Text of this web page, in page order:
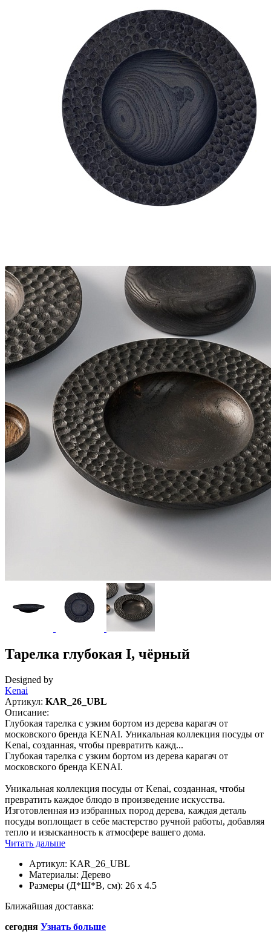
Тарелка глубокая I, чёрный
Designed by
Kenai
Артикул: KAR_26_UBL
Описание:
Глубокая тарелка с узким бортом из дерева карагач от
московского бренда KENAI. Уникальная коллекция посуды от
Kenai, созданная, чтобы превратить кажд...
Глубокая тарелка с узким бортом из дерева карагач от
московского бренда KENAI.
Уникальная коллекция посуды от Kenai, созданная, чтобы
превратить каждое блюдо в произведение искусства.
Изготовленная из избранных пород дерева, каждая деталь
посуды воплощает в себе мастерство ручной работы, добавляя
тепло и изысканность к атмосфере вашего дома.
Читать дальше
Артикул: KAR_26_UBL
Материалы: Дерево
Размеры (Д*Ш*В, см): 26 x 4.5
Ближайшая доставка:
сегодня Узнать больше